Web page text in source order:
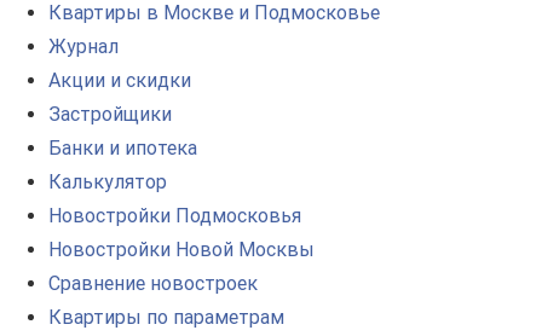
Квартиры в Москве и Подмосковье
Журнал
Акции и скидки
Застройщики
Банки и ипотека
Калькулятор
Новостройки Подмосковья
Новостройки Новой Москвы
Сравнение новостроек
Квартиры по параметрам